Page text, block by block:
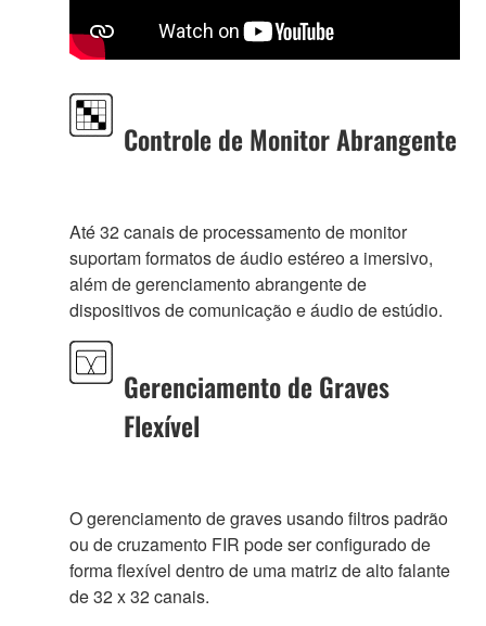
Controle de Monitor Abrangente
Até 32 canais de processamento de monitor
suportam formatos de áudio estéreo a imersivo,
além de gerenciamento abrangente de
dispositivos de comunicação e áudio de estúdio.
Gerenciamento de Graves
Flexível
O gerenciamento de graves usando filtros padrão
ou de cruzamento FIR pode ser configurado de
forma flexível dentro de uma matriz de alto falante
de 32 x 32 canais.